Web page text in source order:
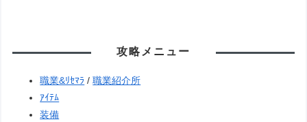
攻略メニュー
職業&ﾘｾﾏﾗ /職業紹介所
ｱｲﾃﾑ
装備